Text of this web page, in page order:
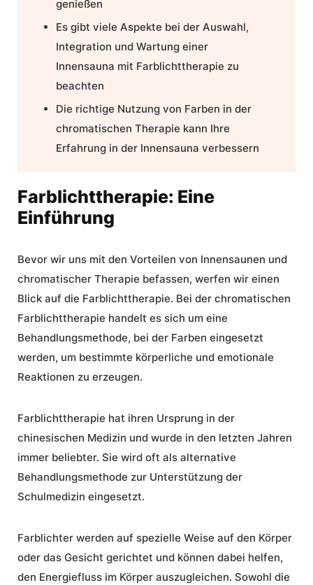
genießen
Es gibt viele Aspekte bei der Auswahl,
Integration und Wartung einer
Innensauna mit Farblichttherapie zu
beachten
Die richtige Nutzung von Farben in der
chromatischen Therapie kann Ihre
Erfahrung in der Innensauna verbessern
Farblichttherapie: Eine
Einführung
Bevor wir uns mit den Vorteilen von Innensaunen und
chromatischer Therapie befassen, werfen wir einen
Blick auf die Farblichttherapie. Bei der chromatischen
Farblichttherapie handelt es sich um eine
Behandlungsmethode, bei der Farben eingesetzt
werden, um bestimmte körperliche und emotionale
Reaktionen zu erzeugen.
Farblichttherapie hat ihren Ursprung in der
chinesischen Medizin und wurde in den letzten Jahren
immer beliebter. Sie wird oft als alternative
Behandlungsmethode zur Unterstützung der
Schulmedizin eingesetzt.
Farblichter werden auf spezielle Weise auf den Körper
oder das Gesicht gerichtet und können dabei helfen,
den Energiefluss im Körper auszugleichen. Sowohl die